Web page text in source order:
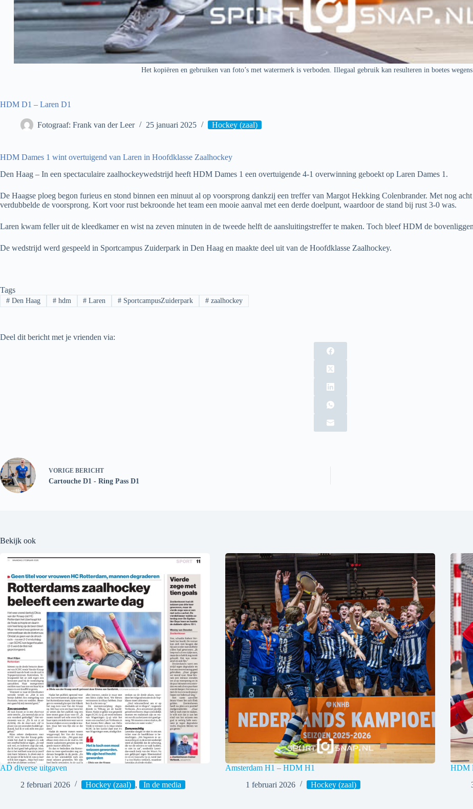
Het kopiëren en gebruiken van foto’s met watermerk is verboden. Illegaal gebruik kan resulteren in boetes
HDM D1 – Laren D1
Fotograaf: Frank van der Leer 25 januari 2025 Hockey (zaal)
HDM Dames 1 wint overtuigend van Laren in Hoofdklasse Zaalhockey
Den Haag – In een spectaculaire zaalhockeywedstrijd heeft HDM Dames 1 een overtuigende 4-1 overwinning geboekt op Laren Dames 1.
De Haagse ploeg begon furieus en stond binnen een minuut al op voorsprong dankzij een treffer van Margot Hekking Colenbrander. Met nog
verdubbelde de voorsprong. Kort voor rust bekroonde het team een mooie aanval met een derde doelpunt, waardoor de stand bij rust 3-0 was.
Laren kwam feller uit de kleedkamer en wist na zeven minuten in de tweede helft de aansluitingstreffer te maken. Toch bleef HDM de
De wedstrijd werd gespeeld in Sportcampus Zuiderpark in Den Haag en maakte deel uit van de Hoofdklasse Zaalhockey.
Tags
#Den Haag #hdm # Laren # SportcampusZuiderpark # zaalhockey
Deel dit bericht met je vrienden via:
VORIGE BERICHT
Cartouche D1 - Ring Pass D1
Bekijk ook
AD diverse uitgaven
2 februari 2026
Hockey (zaal) , In de media
Amsterdam H1 – HDM H1
1 februari 2026
Hockey (zaal)
HDM